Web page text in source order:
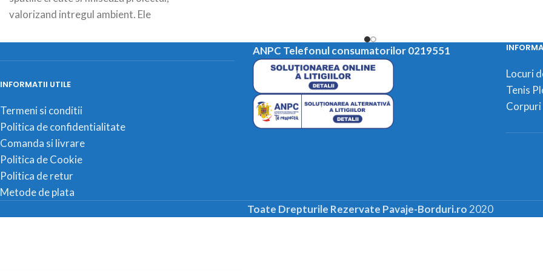
valorizand intregul ambient. Ele
aleilor, strazilor,
INFORMATII UTILE
Termeni si conditii
Politica de confidentialitate
Comanda si livrare
Politica de Cookie
Politica de retur
Metode de plata
ANPC Telefonul consumatorilor 0219551
Locuri
Tenis
Corpuri
Toate Drepturile Rezervate Pavaje-Borduri.ro2020